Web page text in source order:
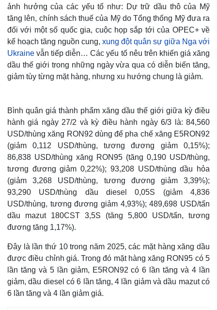
Thế giới
Quan sát
Cuộc sống đó đây
Hồ sơ
Multimedia
Video
Ảnh
ảnh hưởng của các yếu tố như: Dự trữ dầu thô của Mỹ
tăng lên, chính sách thuế của Mỹ do Tổng thống Mỹ đưa ra
đối với một số quốc gia, cuộc họp sắp tới của OPEC+ về
kế hoạch tăng nguồn cung, xung đột quân sự giữa Nga với
Ukrainevẫn tiếp diễn… Các yếu tố nêu trên khiến giá xăng
dầu thế giới trong những ngày vừa qua có diễn biến tăng,
giảm tùy từng mặt hàng, nhưng xu hướng chung là giảm.
Bình quân giá thành phẩm xăng dầu thế giới giữa kỳ điều
hành giá ngày 27/2 và kỳ điều hành ngày 6/3 là: 84,560
USD/thùng xăng RON92 dùng để pha chế xăng E5RON92
(giảm 0,112 USD/thùng, tương đương giảm 0,15%);
86,838 USD/thùng xăng RON95 (tăng 0,190 USD/thùng,
tương đương giảm 0,22%); 93,208 USD/thùng dầu hỏa
(giảm 3,268 USD/thùng, tương đương giảm 3,39%);
93,290 USD/thùng dầu diesel 0,05S (giảm 4,836
USD/thùng, tương đương giảm 4,93%); 489,698 USD/tấn
dầu mazut 180CST 3,5S (tăng 5,800 USD/tấn, tương
đương tăng 1,17%).
Đây là lần thứ 10 trong năm 2025, các mặt hàng xăng dầu
được điều chỉnh giá. Trong đó mặt hàng xăng RON95 có 5
lần tăng và 5 lần giảm, E5RON92 có 6 lần tăng và 4 lần
giảm, dầu diesel có 6 lần tăng, 4 lần giảm và dầu mazut có
6 lần tăng và 4 lần giảm giá.